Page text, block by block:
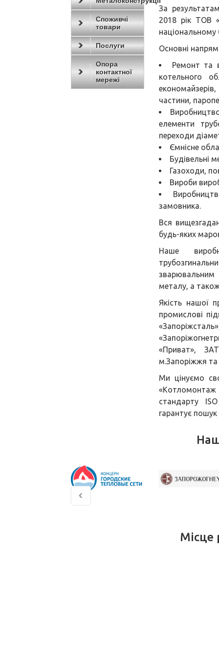
Споживчі
товари
Послуги
Опора
контактної
мережі
За
2018 рік ТОВ
національному
Основні
Ремонт та
котельного
частини,
елементи
переходи
Ємнісне
Будівельні
Газоходи,
Вироби
замовника.
Вся
будь-яких
Наше
зварювальним
металу, а
Якість нашої
промислові
«Приват»,
м.Запоріжжя та
Ми цінуємо
«Котломонтаж
стандарту
гарантує
Місце